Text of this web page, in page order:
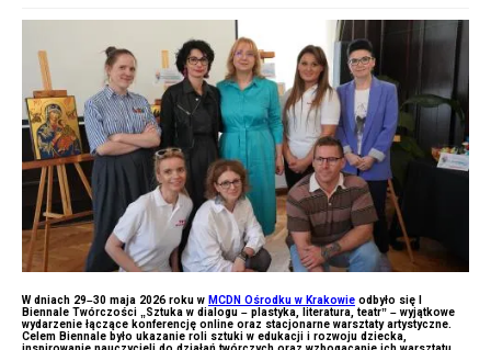
W dniach 29–30 maja 2026 roku w MCDN Ośrodku w Krakowie odbyło się I
Biennale Twórczości „Sztuka w dialogu – plastyka, literatura, teatr” – wyjątkowe
wydarzenie łączące konferencję online oraz stacjonarne warsztaty artystyczne.
Celem Biennale było ukazanie roli sztuki w edukacji i rozwoju dziecka,